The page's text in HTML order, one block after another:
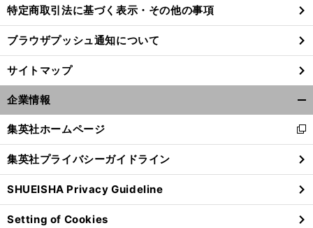
特定商取引法に基づく表示・その他の事項
ブラウザプッシュ通知について
サイトマップ
企業情報
閉
る
集英社ホームページ
新
し
い
ウ
ィ
ン
ド
集英社プライバシーガイドライン
SHUEISHA Privacy Guideline
Setting of Cookies